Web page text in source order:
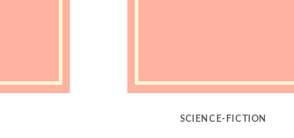
SCIENCE-FICTION